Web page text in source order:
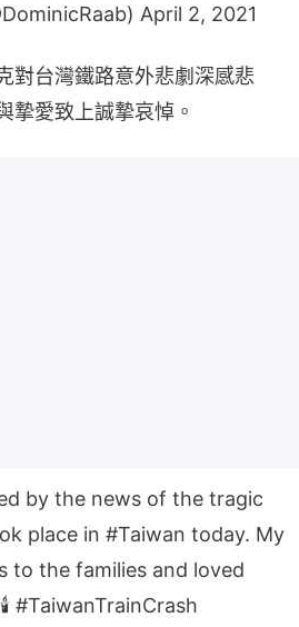
April 2, 2021
對台灣鐵路意外悲劇深感悲
摯愛致上誠摯哀悼。
by the news of the tragic
place in #Taiwan today. My
to the families and loved
#TaiwanTrainCrash